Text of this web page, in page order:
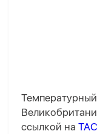
ссылкой на